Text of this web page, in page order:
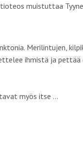
muistuttaa
Merilintujen,
ihmistä ja pettää
myös itse …